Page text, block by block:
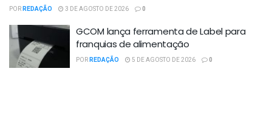
PORREDAÇÃO 3 DE AGOSTO DE 2026 0
GCOM lança ferramenta de Label para
franquias de alimentação
PORREDAÇÃO 5 DE AGOSTO DE 2026 0